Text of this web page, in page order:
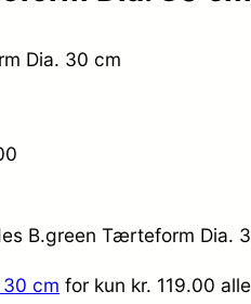
Dia. 30 cm
B.green Tærteform
cm for kun kr. 119.00